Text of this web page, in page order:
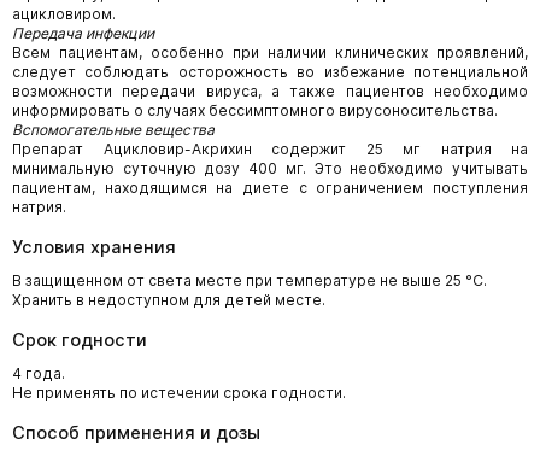
ацикловиром.
Передача инфекции
Всем пациентам, особенно при наличии клинических проявлений,
следует соблюдать осторожность во избежание потенциальной
возможности передачи вируса, а также пациентов необходимо
информировать о случаях бессимптомного вирусоносительства.
Вспомогательные вещества
Препарат Ацикловир-Акрихин содержит 25 мг натрия на
минимальную суточную дозу 400 мг. Это необходимо учитывать
пациентам, находящимся на диете с ограничением поступления
натрия.
Условия хранения
В защищенном от света месте при температуре не выше 25 °С.
Хранить в недоступном для детей месте.
Срок годности
4 года.
Не применять по истечении срока годности.
Способ применения и дозы